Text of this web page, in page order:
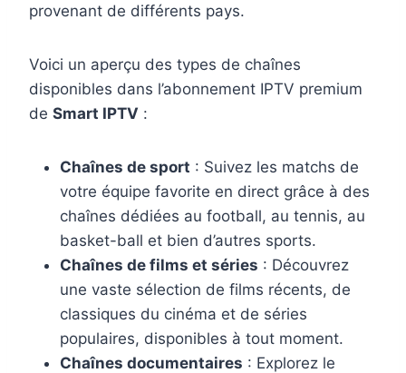
provenant de différents pays.
Voici un aperçu des types de chaînes
disponibles dans l’abonnement IPTV premium
de Smart IPTV :
Chaînes de sport : Suivez les matchs de
votre équipe favorite en direct grâce à des
chaînes dédiées au football, au tennis, au
basket-ball et bien d’autres sports.
Chaînes de films et séries : Découvrez
une vaste sélection de films récents, de
classiques du cinéma et de séries
populaires, disponibles à tout moment.
Chaînes documentaires : Explorez le